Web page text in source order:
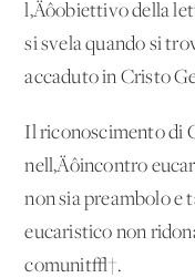
l‚Äôobiettivo della
si svela quando si
accaduto in Cristo
Il riconoscimento di
nell‚Äôincontro
non sia preambolo e
eucaristico non
comunit√†.